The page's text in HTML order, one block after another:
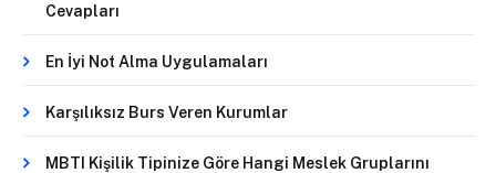
Cevapları
En İyi Not Alma Uygulamaları
Karşılıksız Burs Veren Kurumlar
MBTI Kişilik Tipinize Göre Hangi Meslek Gruplarını